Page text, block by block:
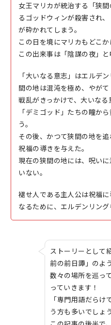
女王マリカが統治する「狭
るゴッドウィンが殺害され
が砕かれてしまう。
この日を境にマリカもどこ
この出来事は「陰謀の夜」と
「大いなる意志」はエルデ
間の地は混沌を極め、やが
戦乱がきっかけで、大いな
「デミゴッド」たちの瞳か
う。
その後、かつて狭間の地を追
祝福の導きを与えた。
現在の狭間の地には、呪い
いない。
褪せ人である主人公は祝福
なるために、エルデンリン
ストーリーとして
前の前日譚」のよ
数々の場所を巡っ
っていきます！
「専門用語だら
う方も多いでしょう